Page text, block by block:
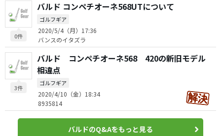
0件
バルド コンペチオーネ568UTについて
ゴルフギア
2020/5/4（月）17:36
バンスのイタズラ
3件
バルド コンペチオーネ568 420の新旧モデル
相違点
ゴルフギア
2020/4/10（金）18:34
8935814
バルドのQ&Aをもっと見る